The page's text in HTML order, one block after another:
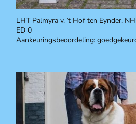
LHT Palmyra v. ’t Hof ten Eynder,
ED 0
Aankeuringsbeoordeling: